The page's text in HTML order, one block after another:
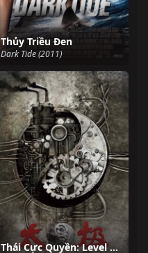
Thủy Triều Đen
Dark Tide (2011)
Thái Cực Quyền: Level Zero